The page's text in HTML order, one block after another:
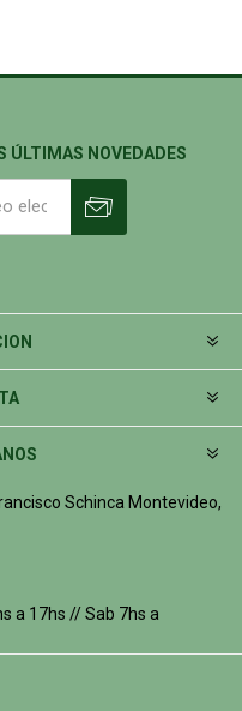
ÚLTIMAS NOVEDADES
Schinca Montevideo,
a 17hs // Sab 7hs a